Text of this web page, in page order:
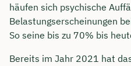
häufen sich psychische
Belastungserscheinungen
So seine bis zu 70% bis
Bereits im Jahr 2021 hat